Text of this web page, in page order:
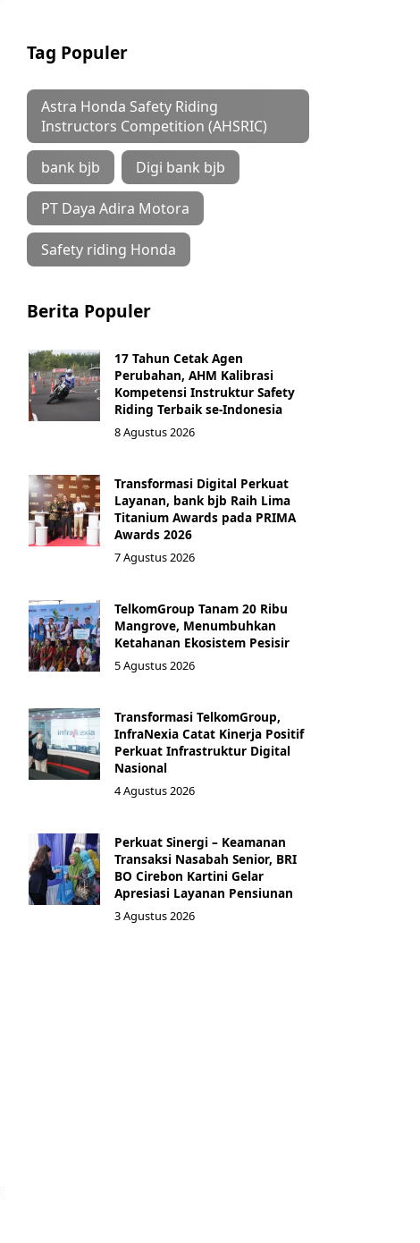
Tag Populer
Astra Honda Safety Riding
Instructors Competition (AHSRIC)
bank bjb Digi bank bjb
PT Daya Adira Motora
Safety riding Honda
Berita Populer
17 Tahun Cetak Agen
Perubahan, AHM Kalibrasi
Kompetensi Instruktur Safety
Riding Terbaik se-Indonesia
8 Agustus 2026
Transformasi Digital Perkuat
Layanan, bank bjb Raih Lima
Titanium Awards pada PRIMA
Awards 2026
7 Agustus 2026
TelkomGroup Tanam 20 Ribu
Mangrove, Menumbuhkan
Ketahanan Ekosistem Pesisir
5 Agustus 2026
Transformasi TelkomGroup,
InfraNexia Catat Kinerja Positif
Perkuat Infrastruktur Digital
Nasional
4 Agustus 2026
Perkuat Sinergi – Keamanan
Transaksi Nasabah Senior, BRI
BO Cirebon Kartini Gelar
Apresiasi Layanan Pensiunan
3 Agustus 2026